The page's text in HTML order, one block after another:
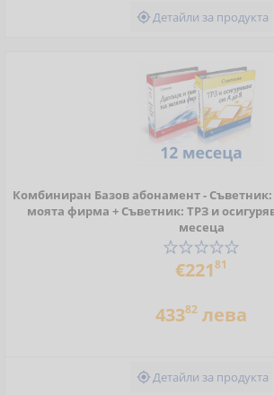
Детайли за продукта
Комбиниран Базов абонамент -
моята фирма + Съветник: ТРЗ и
месеца
€22181
43382 лева
Детайли за продукта